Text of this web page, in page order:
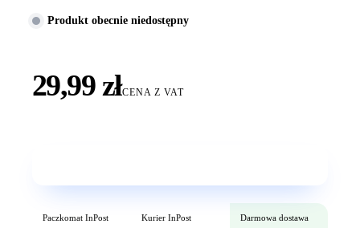
Produkt obecnie niedostępny
29,99 złCENA Z VAT
Paczkomat InPost Kurier InPost Darmowa dostawa